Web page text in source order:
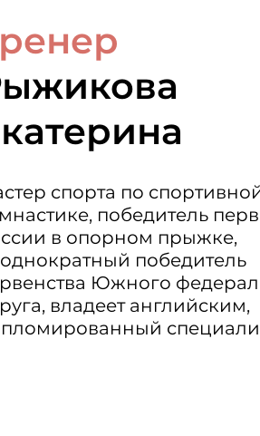
спорта по
победитель
в опорном прыжке,
победитель
Южного
владеет английским,